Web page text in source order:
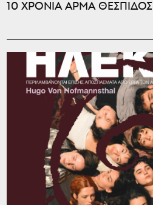
10 ΧΡΟΝΙΑ ΑΡΜΑ ΘΕΣΠΙΔΟΣ